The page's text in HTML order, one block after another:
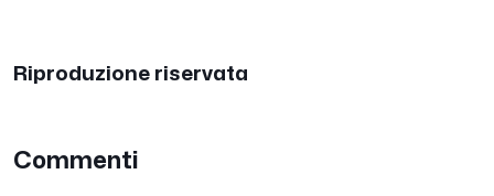
Riproduzione riservata
Commenti